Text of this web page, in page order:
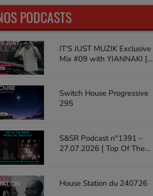
PODCASTS
IT'S JUST MUZIK Exclusive
Mix #09 with YIANNAKI [18
Switch House Progressive
295
S&SR Podcast n°1391 –
27.07.2026 [ Top Of The
House Station du 240726